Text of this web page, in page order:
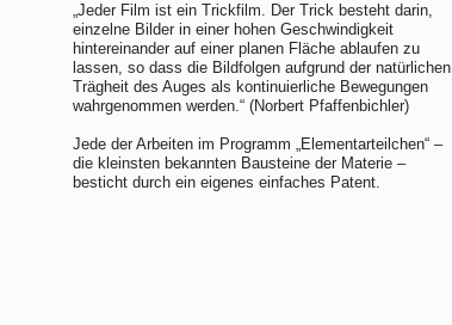
„Jeder Film ist ein Trickfilm. Der Trick besteht darin,
einzelne Bilder in einer hohen Geschwindigkeit
hintereinander auf einer planen Fläche ablaufen zu
lassen, so dass die Bildfolgen aufgrund der natürlichen
Trägheit des Auges als kontinuierliche Bewegungen
wahrgenommen werden.“ (Norbert Pfaffenbichler)
Jede der Arbeiten im Programm „Elementarteilchen“ –
die kleinsten bekannten Bausteine der Materie –
besticht durch ein eigenes einfaches Patent.